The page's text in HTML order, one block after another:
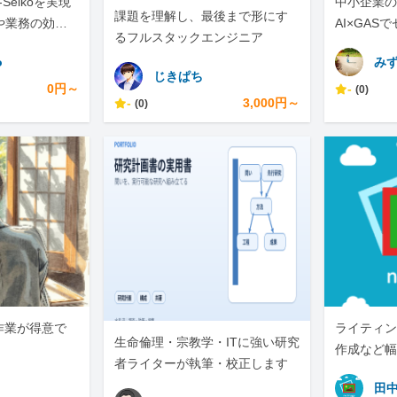
務の効率
0円～
課題を理解し、最後まで形にす
るフルスタックエンジニア
じきぱち
- (0) 3,000円～
AI×GASで
み
- (0)
業が得意で
生命倫理・宗教学・ITに強い研究
者ライターが執筆・校正します
ライティ
作成など
田